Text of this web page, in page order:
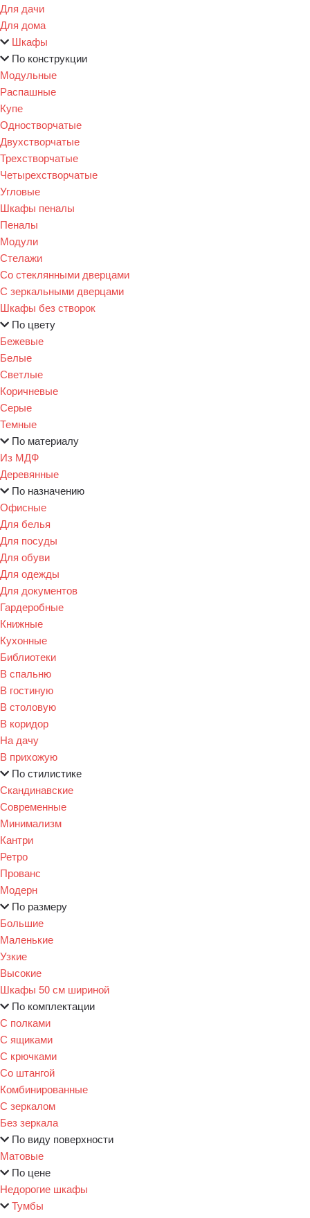
Для дачи
Для дома
Шкафы
По конструкции
Модульные
Распашные
Купе
Одностворчатые
Двухстворчатые
Трехстворчатые
Четырехстворчатые
Угловые
Шкафы пеналы
Пеналы
Модули
Стелажи
Со стеклянными дверцами
С зеркальными дверцами
Шкафы без створок
По цвету
Бежевые
Белые
Светлые
Коричневые
Серые
Темные
По материалу
Из МДФ
Деревянные
По назначению
Офисные
Для белья
Для посуды
Для обуви
Для одежды
Для документов
Гардеробные
Книжные
Кухонные
Библиотеки
В спальню
В гостиную
В столовую
В коридор
На дачу
В прихожую
По стилистике
Скандинавские
Современные
Минимализм
Кантри
Ретро
Прованс
Модерн
По размеру
Большие
Маленькие
Узкие
Высокие
Шкафы 50 см шириной
По комплектации
С полками
С ящиками
С крючками
Со штангой
Комбинированные
С зеркалом
Без зеркала
По виду поверхности
Матовые
По цене
Недорогие шкафы
Тумбы